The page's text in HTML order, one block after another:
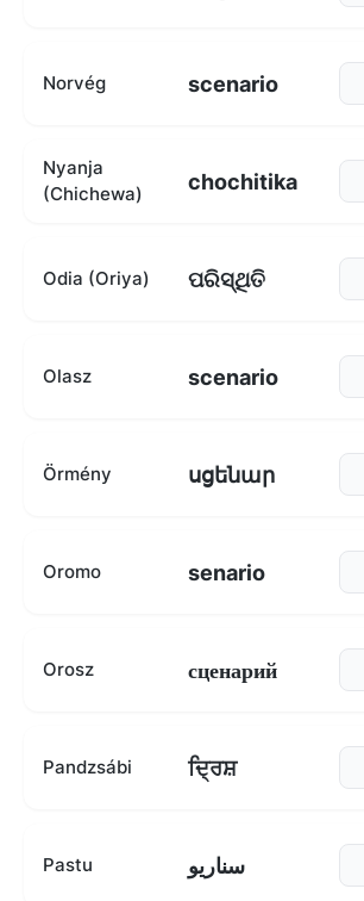
Norvég scenario
Nyanja
(Chichewa)
chochitika
Odia (Oriya) ପରିସ୍ଥିତି
Olasz scenario
Örmény սցենար
Oromo senario
Orosz сценарий
Pandzsábi ਦ੍ਰਿਸ਼
Pastu سناریو